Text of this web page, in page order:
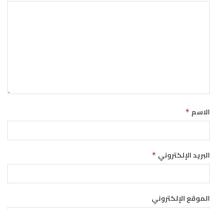
الاسم *
البريد الإلكتروني *
الموقع الإلكتروني